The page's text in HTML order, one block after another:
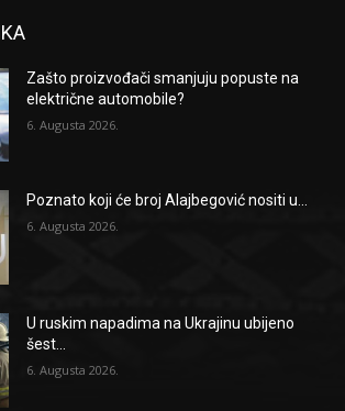
Zašto proizvođači smanjuju popuste na
električne automobile?
6. Augusta 2026.
Poznato koji će broj Alajbegović nositi u...
6. Augusta 2026.
U ruskim napadima na Ukrajinu ubijeno
šest...
6. Augusta 2026.